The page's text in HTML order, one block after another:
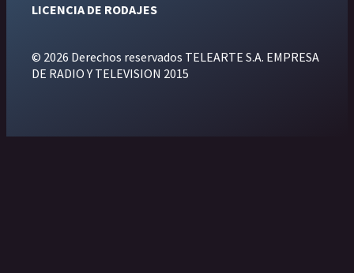
LICENCIA DE RODAJES
© 2026 Derechos reservados TELEARTE S.A. EMPRESA
DE RADIO Y TELEVISION 2015